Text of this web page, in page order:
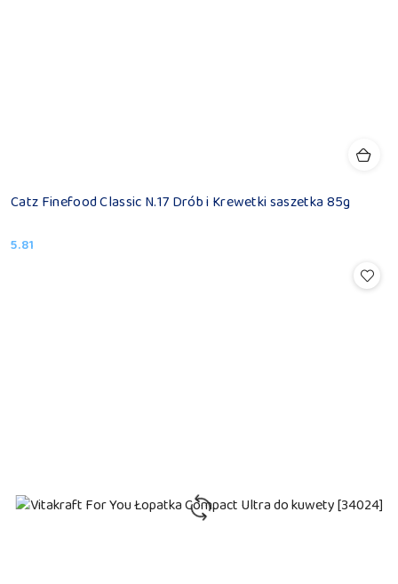
Catz Finefood Classic N.17 Drób i Krewetki saszetka 85g
Cena:
5.81